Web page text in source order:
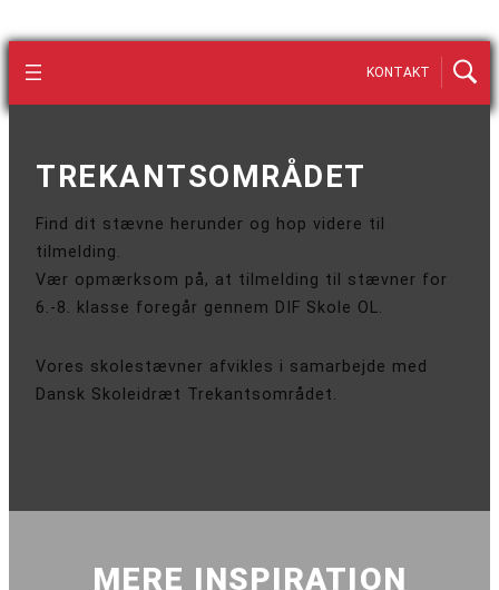
KONTAKT
TREKANTSOMRÅDET
Find dit stævne herunder og hop videre til
tilmelding.
Vær opmærksom på, at tilmelding til stævner for
6.-8. klasse foregår gennem DIF Skole OL.
Vores skolestævner afvikles i samarbejde med
Dansk Skoleidræt Trekantsområdet.
MERE INSPIRATION